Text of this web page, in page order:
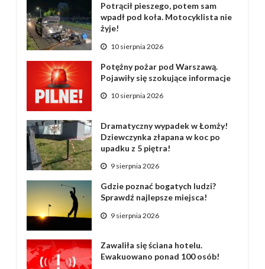
Potrącił pieszego, potem sam
wpadł pod koła. Motocyklista nie
żyje!
10 sierpnia 2026
Potężny pożar pod Warszawą.
Pojawiły się szokujące informacje
10 sierpnia 2026
Dramatyczny wypadek w Łomży!
Dziewczynka złapana w koc po
upadku z 5 piętra!
9 sierpnia 2026
Gdzie poznać bogatych ludzi?
Sprawdź najlepsze miejsca!
9 sierpnia 2026
Zawaliła się ściana hotelu.
Ewakuowano ponad 100 osób!